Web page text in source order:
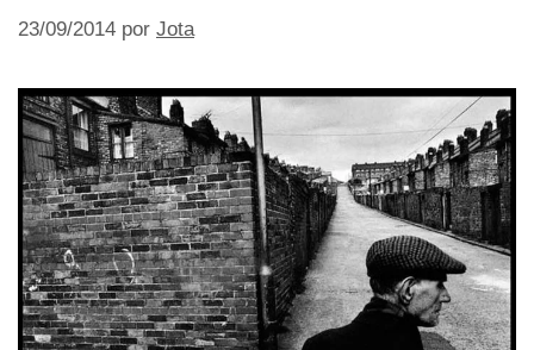
23/09/2014 por Jota